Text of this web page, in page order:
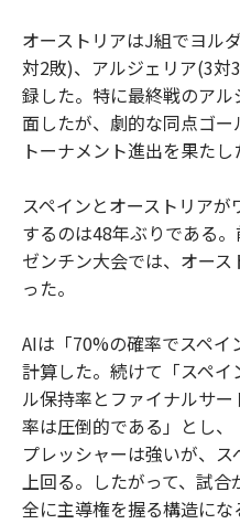
オーストリアはJ組でヨル
対2敗)、アルジェリア(3
録した。特に最終戦のア
面したが、劇的な同点ゴ
トーナメント進出を果たし
スペインとオーストリア
するのは48年ぶりである
ゼンチン大会では、オー
った。
AIは「70%の確率でスペイ
計算した。続けて「スペ
ル保持率とファイナルサ
率は圧倒的である」とし
プレッシャーは強いが、
上回る。したがって、試
全に主導権を握る構造にな